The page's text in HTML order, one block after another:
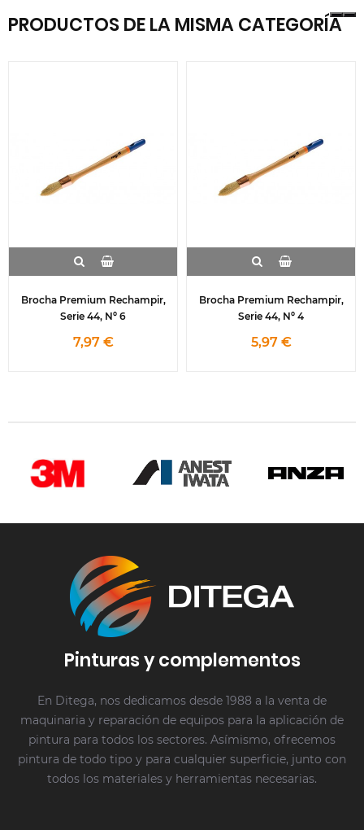
PRODUCTOS DE LA MISMA CATEGORÍA
Brocha Premium Rechampir,
Serie 44, Nº 6
7,97 €
Brocha Premium Rechampir,
Serie 44, Nº 4
5,97 €
Pinturas y complementos
En Ditega, nos dedicamos desde 1988 a la venta de
maquinaria y reparación de equipos para la aplicación de
pintura para todos los sectores. Asímismo, ofrecemos
pintura de todo tipo y para cualquier superficie, junto con
todos los materiales y herramientas necesarias.